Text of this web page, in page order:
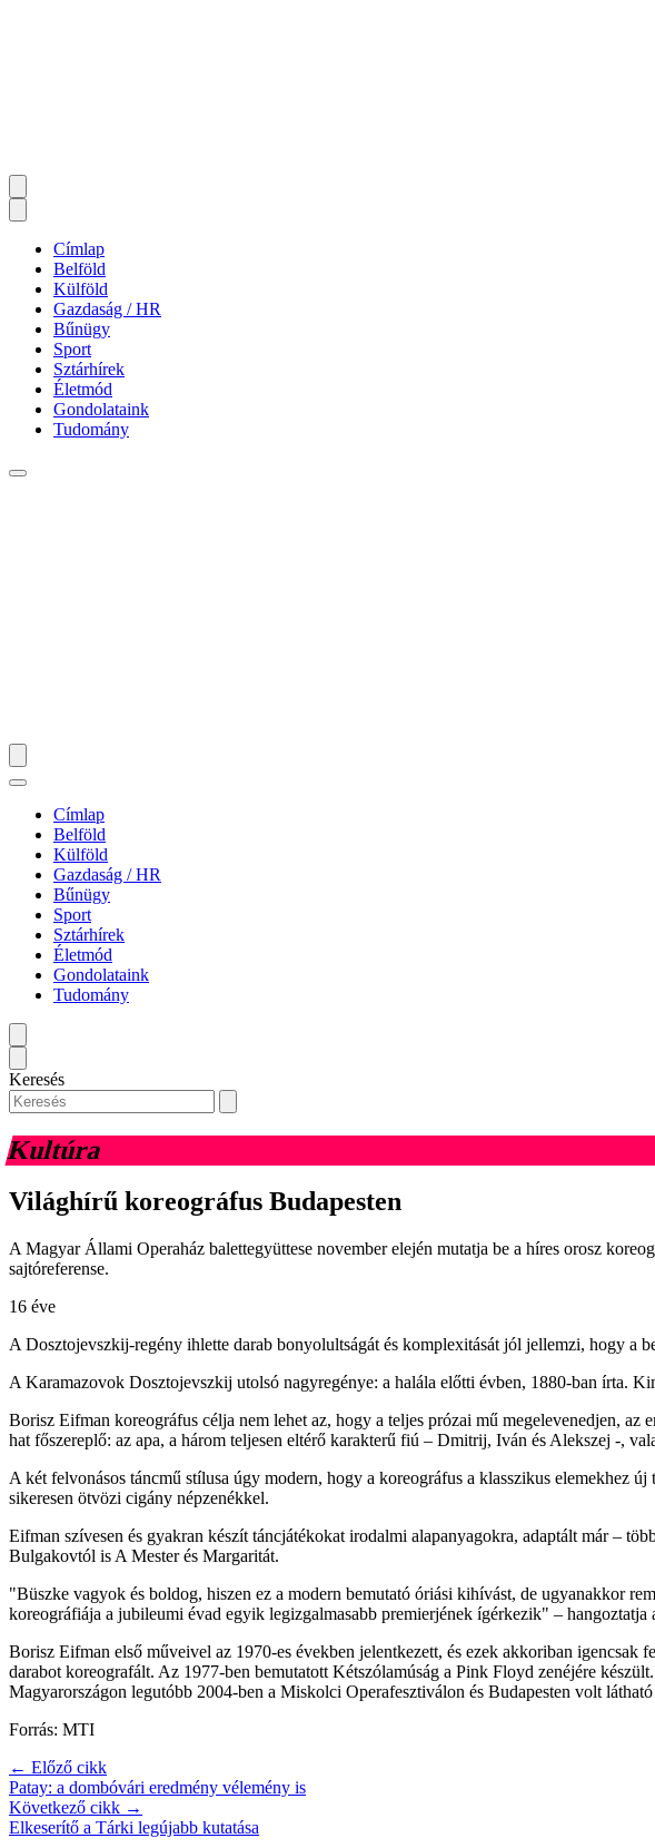
Címlap
Belföld
Külföld
Gazdaság / HR
Bűnügy
Sport
Sztárhírek
Életmód
Gondolataink
Tudomány
Címlap
Belföld
Külföld
Gazdaság / HR
Bűnügy
Sport
Sztárhírek
Életmód
Gondolataink
Tudomány
Keresés
Kultúra
Világhírű koreográfus Budapesten
A Magyar Állami Operaház balettegyüttese november elején mutatja be a híres orosz
sajtóreferense.
16 éve
A Dosztojevszkij-regény ihlette darab bonyolultságát és komplexitását jól jellemzi, hogy a
A Karamazovok Dosztojevszkij utolsó nagyregénye: a halála előtti évben, 1880-ban írta.
Borisz Eifman koreográfus célja nem lehet az, hogy a teljes prózai mű megelevenedjen,
hat főszereplő: az apa, a három teljesen eltérő karakterű fiú – Dmitrij, Iván és Alekszej -,
A két felvonásos táncmű stílusa úgy modern, hogy a koreográfus a klasszikus elemekhez
sikeresen ötvözi cigány népzenékkel.
Eifman szívesen és gyakran készít táncjátékokat irodalmi alapanyagokra, adaptált már –
Bulgakovtól is A Mester és Margaritát.
"Büszke vagyok és boldog, hiszen ez a modern bemutató óriási kihívást, de ugyanakkor
koreográfiája a jubileumi évad egyik legizgalmasabb premierjének ígérkezik" –
Borisz Eifman első műveivel az 1970-es években jelentkezett, és ezek akkoriban
darabot koreografált. Az 1977-ben bemutatott Kétszólamúság a Pink Floyd zenéjére
Magyarországon legutóbb 2004-ben a Miskolci Operafesztiválon és Budapesten volt
Forrás: MTI
← Előző cikk
Patay: a dombóvári eredmény vélemény is
Következő cikk →
Elkeserítő a Tárki legújabb kutatása